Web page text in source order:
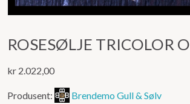
ROSESØLJE TRICOLOR O
kr 2.022,00
Produsent: Brendemo Gull & Sølv